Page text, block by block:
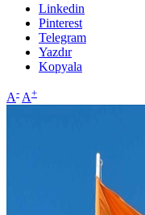
Linkedin
Pinterest
Telegram
Yazdır
Kopyala
A- A+